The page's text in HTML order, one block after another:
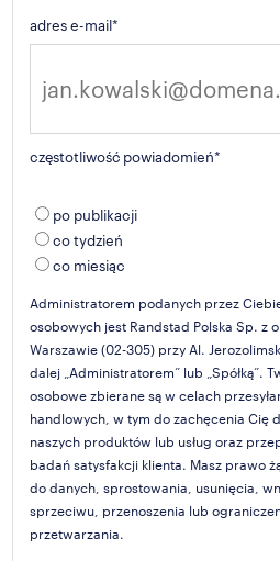
adres e-mail*
częstotliwość powiadomień*
po publikacji
co tydzień
co miesiąc
Administratorem podanych przez
osobowych jest Randstad Polska Sp. z
Warszawie (02-305) przy Al.
dalej „Administratorem” lub „Spółką”.
osobowe zbierane są w celach
handlowych, w tym do zachęcenia Cię
naszych produktów lub usług oraz
badań satysfakcji klienta. Masz prawo
do danych, sprostowania, usunięcia,
sprzeciwu, przenoszenia lub
przetwarzania.